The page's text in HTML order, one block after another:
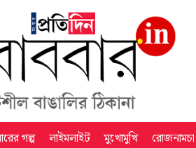
গল্প লাইমলাইট মুখোমুখি রোজনামচা